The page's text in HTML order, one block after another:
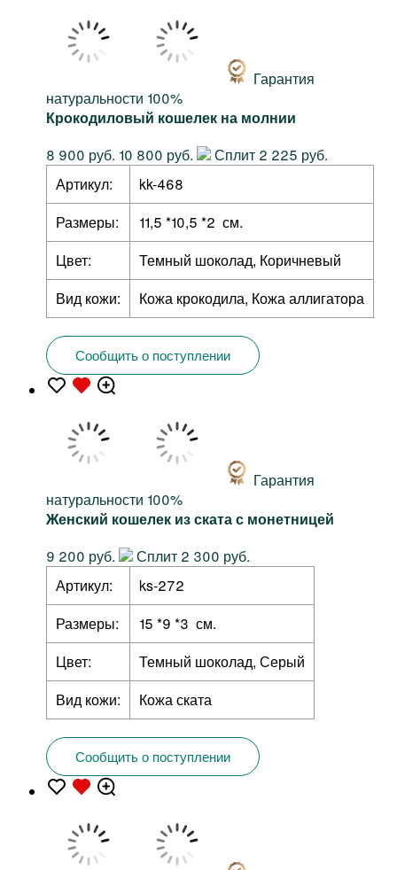
Гарантия
натуральности 100%
Крокодиловый кошелек на молнии
8 900 руб. 10 800 руб.
Сплит 2 225 руб.
Артикул:
kk-468
Размеры:
11,5 *10,5 *2 см.
Цвет:
Темный шоколад, Коричневый
Вид кожи:
Кожа крокодила, Кожа аллигатора
Сообщить о поступлении
Гарантия
натуральности 100%
Женский кошелек из ската с монетницей
9 200 руб.
Сплит 2 300 руб.
Артикул:
ks-272
Размеры:
15 *9 *3 см.
Цвет:
Темный шоколад, Серый
Вид кожи:
Кожа ската
Сообщить о поступлении